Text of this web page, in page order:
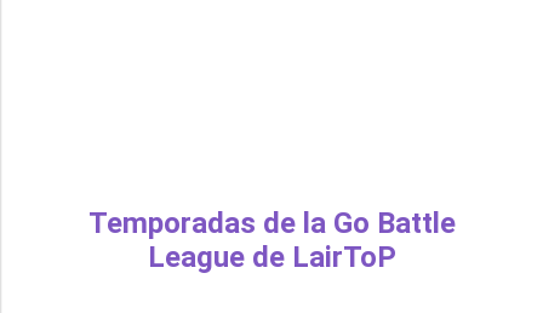
Temporadas de la Go Battle
League de LairToP